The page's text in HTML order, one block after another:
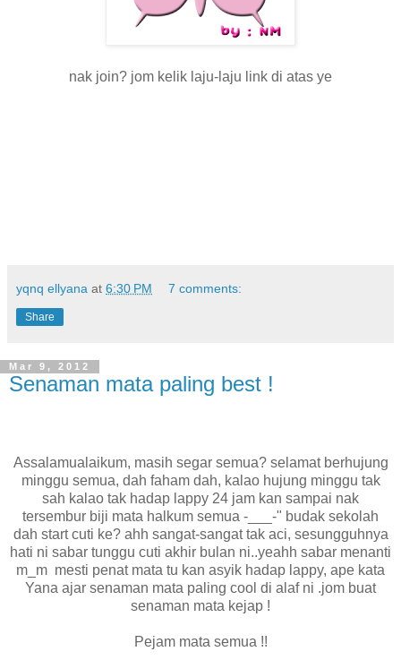
nak join? jom kelik laju-laju link di atas ye
yqnq ellyana at 6:30 PM 7 comments:
Share
Mar 9, 2012
Senaman mata paling best !
Assalamualaikum, masih segar semua? selamat berhujung
minggu semua, dah faham dah, kalao hujung minggu tak
sah kalao tak hadap lappy 24 jam kan sampai nak
tersembur biji mata halkum semua -___-" budak sekolah
dah start cuti ke? ahh sangat-sangat tak aci, sesungguhnya
hati ni sabar tunggu cuti akhir bulan ni..yeahh sabar menanti
m_m mesti penat mata tu kan asyik hadap lappy, ape kata
Yana ajar senaman mata paling cool di alaf ni .jom buat
senaman mata kejap !
Pejam mata semua !!